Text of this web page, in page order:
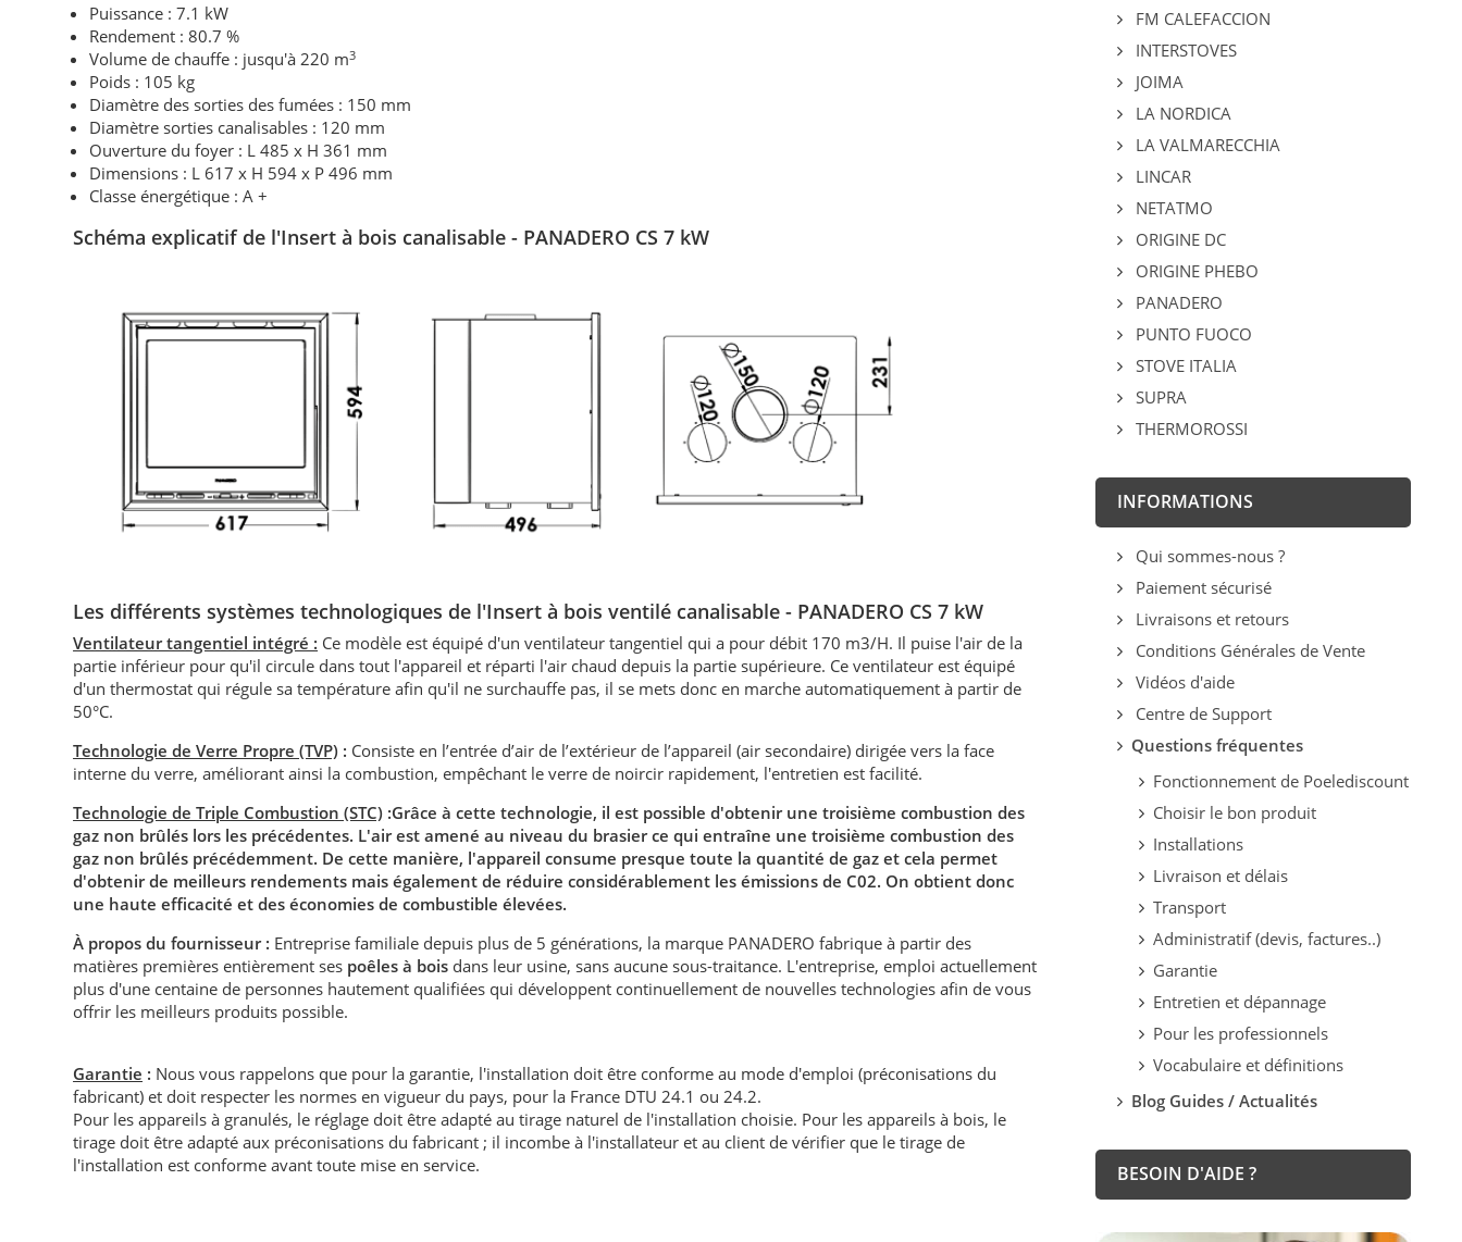
Puissance : 7.1 kW
Rendement : 80.7 %
Volume de chauffe : jusqu'à 220 m3
Poids : 105 kg
Diamètre des sorties des fumées : 150 mm
Diamètre sorties canalisables : 120 mm
Ouverture du foyer : L 485 x H 361 mm
Dimensions : L 617 x H 594 x P 496 mm
Classe énergétique : A +
Schéma explicatif de l'Insert à bois canalisable - PANADERO CS 7 kW
Les différents systèmes technologiques de l'Insert à bois ventilé canalisable - PANADERO CS 7 kW
Ventilateur tangentiel intégré : Ce modèle est équipé d'un ventilateur tangentiel qui a pour débit 170 m3/H. Il puise l'air de la
partie inférieur pour qu'il circule dans tout l'appareil et réparti l'air chaud depuis la partie supérieure. Ce ventilateur est équipé
d'un thermostat qui régule sa température afin qu'il ne surchauffe pas, il se mets donc en marche automatiquement à partir de
50°C.
Technologie de Verre Propre (TVP) : Consiste en l’entrée d’air de l’extérieur de l’appareil (air secondaire) dirigée vers la face
interne du verre, améliorant ainsi la combustion, empêchant le verre de noircir rapidement, l'entretien est facilité.
Technologie de Triple Combustion (STC) :Grâce à cette technologie, il est possible d'obtenir une troisième combustion des
gaz non brûlés lors les précédentes. L'air est amené au niveau du brasier ce qui entraîne une troisième combustion des
gaz non brûlés précédemment. De cette manière, l'appareil consume presque toute la quantité de gaz et cela permet
d'obtenir de meilleurs rendements mais également de réduire considérablement les émissions de C02. On obtient donc
une haute efficacité et des économies de combustible élevées.
À propos du fournisseur : Entreprise familiale depuis plus de 5 générations, la marque PANADERO fabrique à partir des
matières premières entièrement ses poêles à bois dans leur usine, sans aucune sous-traitance. L'entreprise, emploi actuellement
plus d'une centaine de personnes hautement qualifiées qui développent continuellement de nouvelles technologies afin de vous
offrir les meilleurs produits possible.
Garantie : Nous vous rappelons que pour la garantie, l'installation doit être conforme au mode d'emploi (préconisations du
fabricant) et doit respecter les normes en vigueur du pays, pour la France DTU 24.1 ou 24.2.
Pour les appareils à granulés, le réglage doit être adapté au tirage naturel de l'installation choisie. Pour les appareils à bois, le
tirage doit être adapté aux préconisations du fabricant ; il incombe à l'installateur et au client de vérifier que le tirage de
l'installation est conforme avant toute mise en service.
FM CALEFACCION
INTERSTOVES
JOIMA
LA NORDICA
LA VALMARECCHIA
LINCAR
NETATMO
ORIGINE DC
ORIGINE PHEBO
PANADERO
PUNTO FUOCO
STOVE ITALIA
SUPRA
THERMOROSSI
INFORMATIONS
Qui sommes-nous ?
Paiement sécurisé
Livraisons et retours
Conditions Générales de Vente
Vidéos d'aide
Centre de Support
Questions fréquentes
Fonctionnement de Poelediscount
Choisir le bon produit
Installations
Livraison et délais
Transport
Administratif (devis, factures..)
Garantie
Entretien et dépannage
Pour les professionnels
Vocabulaire et définitions
Blog Guides / Actualités
BESOIN D'AIDE ?